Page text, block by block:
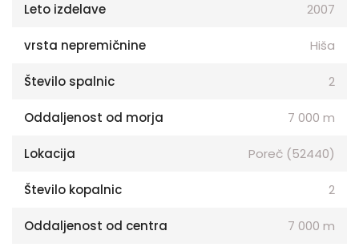
Leto izdelave 2007
vrsta nepremičnine Hiša
Število spalnic 2
Oddaljenost od morja 7 000 m
Lokacija Poreč (52440)
Število kopalnic 2
Oddaljenost od centra 7 000 m